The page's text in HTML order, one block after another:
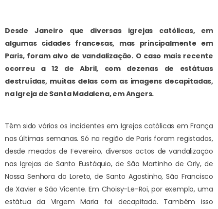
Desde Janeiro que diversas igrejas católicas, em
algumas cidades francesas, mas principalmente em
Paris, foram alvo de vandalização. O caso mais recente
ocorreu a 12 de Abril, com dezenas de estátuas
destruídas, muitas delas com as imagens decapitadas,
na Igreja de Santa Madalena, em Angers.
Têm sido vários os incidentes em Igrejas católicas em França
nas últimas semanas. Só na região de Paris foram registados,
desde meados de Fevereiro, diversos actos de vandalização
nas Igrejas de Santo Eustáquio, de São Martinho de Orly, de
Nossa Senhora do Loreto, de Santo Agostinho, São Francisco
de Xavier e São Vicente. Em Choisy-Le-Roi, por exemplo, uma
estátua da Virgem Maria foi decapitada. Também isso